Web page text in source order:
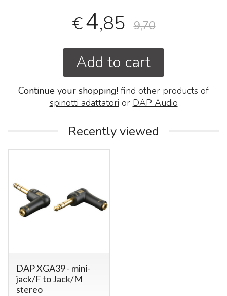
€4,85 9,70
Add to cart
Continue your shopping! find other products of
spinotti adattatori or DAP Audio
Recently viewed
DAP XGA39 - mini-
jack/F to Jack/M
stereo